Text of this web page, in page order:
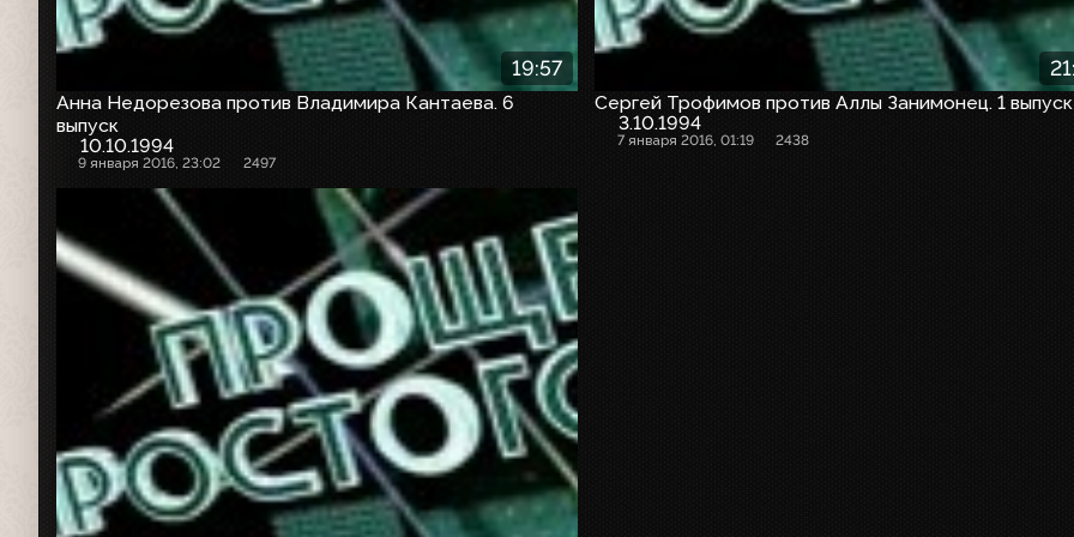
19:57
Анна Недорезова против Владимира Кантаева. 6
выпуск
10.10.1994
9 января 2016, 23:02 2497
Сергей Трофимов против Аллы Занимонец. 1 выпуск
3.10.1994
7 января 2016, 01:19 2438